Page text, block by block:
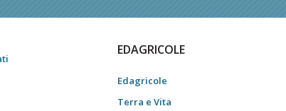
EDAGRICOLE
Edagricole
Terra e Vita